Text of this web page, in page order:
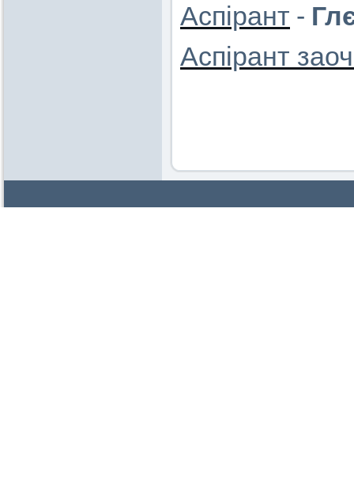
Аспірант -
Аспірант